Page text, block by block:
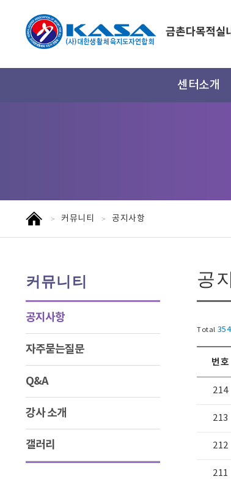
센터소개
홈 커뮤니티 공지사항
커뮤니티
공지사항
자주묻는질문
Q&A
강사 소개
갤러리
공
Total 354
번호
214
213
212
211